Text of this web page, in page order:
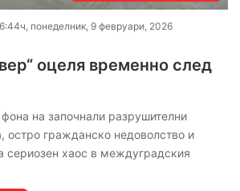
понеделник, 9 февруари, 2026
оцеля временно след
на започнали разрушителни
остро гражданско недоволство и
сериозен хаос в междуградския